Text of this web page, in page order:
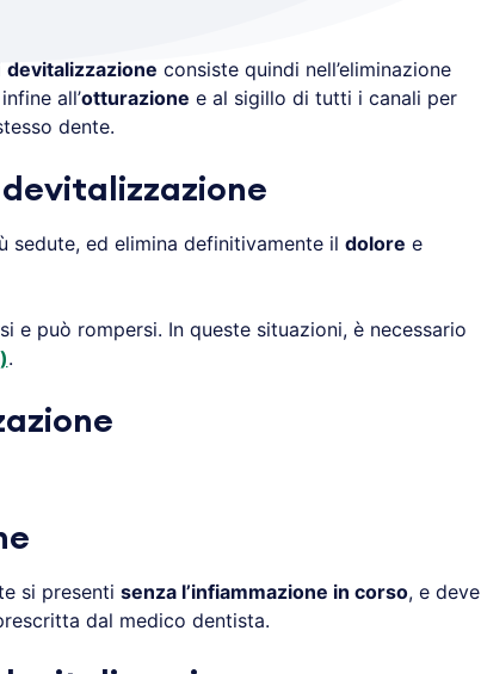
devitalizzazione consiste quindi nell’eliminazione
all’otturazione e al sigillo di tutti i canali per
dente.
sedute, ed elimina definitivamente il dolore e
e può rompersi. In queste situazioni, è necessario
.
si presenti senza l’infiammazione in corso, e deve
dal medico dentista.